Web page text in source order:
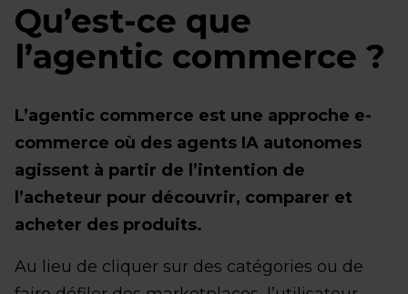
Qu’est-ce que
l’agentic commerce ?
L’agentic commerce est une approche e-
commerce où des agents IA autonomes
agissent à partir de l’intention de
l’acheteur pour découvrir, comparer et
acheter des produits.
Au lieu de cliquer sur des catégories ou de